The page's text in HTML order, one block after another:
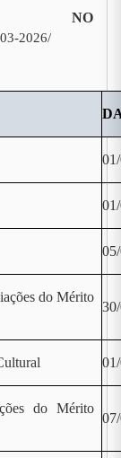
NO
2026/
do Mérito
do Mérito